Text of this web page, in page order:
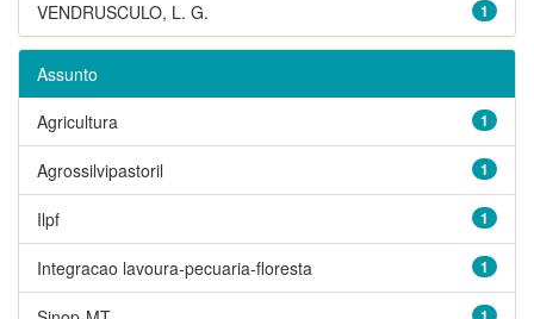
1
VENDRUSCULO, L. G.
Assunto
1
Agricultura
1
Agrossilvipastoril
1
Ilpf
1
Integracao lavoura-pecuaria-floresta